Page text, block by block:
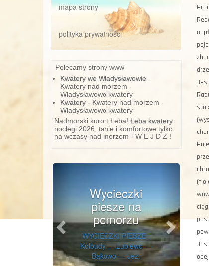
mapa strony
polityka prywatności
Polecamy strony www
Kwatery we Władysławowie -
Kwatery nad morzem -
Władysławowo kwatery
Kwatery - Kwatery nad morzem -
Władysławowo kwatery
Nadmorski kurort Łeba! Łeba kwatery
noclegi 2026, tanie i komfortowe tylko
na wczasy nad morzem - W E J D Ź !
Wycieczki
piesze na
pomorzu
WYCIECZKI PIESZE :
Kolbudy — Lubiewo —
Bąkowo — Jez.
Next